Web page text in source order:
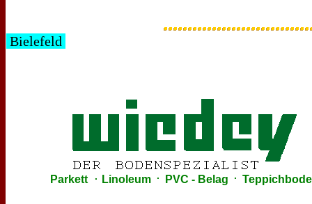
Bielefeld
Parkett . Linoleum . PVC - Belag .